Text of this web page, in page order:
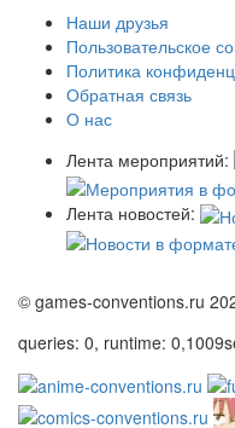
Наши друзья
Пользовательское
Политика
Обратная связь
О нас
Лента мероприятий:
Лента новостей:
© games-conventions.ru
queries: 0, runtime: